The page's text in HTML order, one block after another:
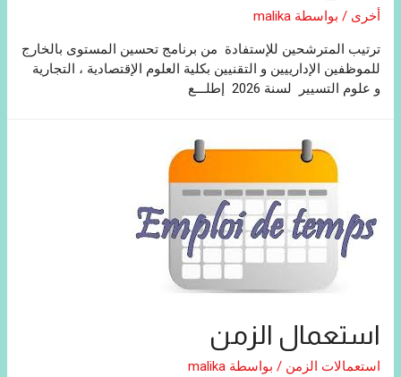
أخرى / بواسطة malika
ترتيب المترشحين للإستفادة من برنامج تحسين المستوى بالخارج
للموظفين الإدارييين و التقنيين بكلية العلوم الإقتصادية ، التجارية
و علوم التسيير لسنة 2026 إطلـــع
استعمال الزمن
استعمالات الزمن / بواسطة malika